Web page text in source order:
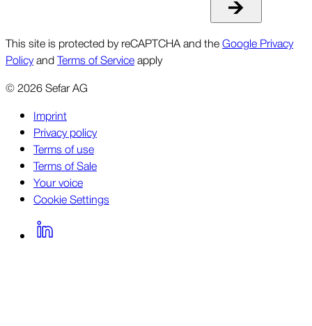
This site is protected by reCAPTCHA and theGoogle Privacy
PolicyandTerms of Serviceapply
©2026Sefar AG
Imprint
Privacy policy
Terms of use
Terms of Sale
Your voice
Cookie Settings